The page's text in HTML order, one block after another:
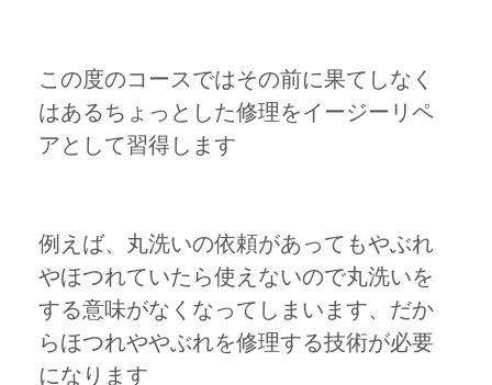
この度のコースではその前に果てしなく
はあるちょっとした修理をイージーリペ
アとして習得します
例えば、丸洗いの依頼があってもやぶれ
やほつれていたら使えないので丸洗いを
する意味がなくなってしまいます、だか
らほつれややぶれを修理する技術が必要
になります